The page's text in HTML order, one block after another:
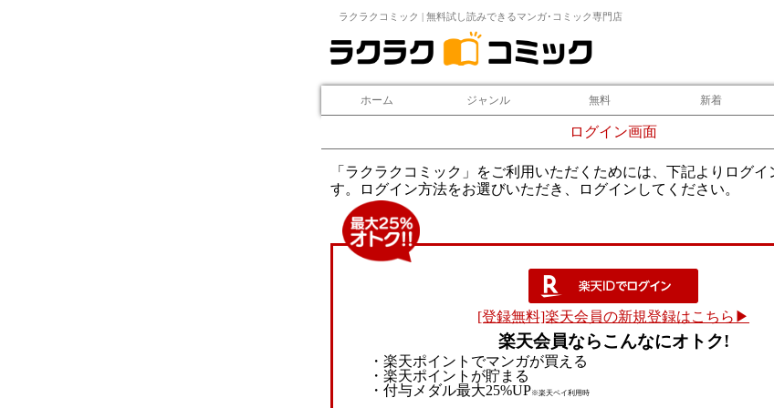
ラクラクコミック | 無料試し読みできるマンガ･コミック専門店
ホーム ジャンル 無料 新着
ログイン画面
「ラクラクコミック」をご利用いただくためには、下記よりログイ
す。ログイン方法をお選びいただき、ログインしてください。
[登録無料]楽天会員の新規登録はこちら▶
楽天会員ならこんなにオトク!
・楽天ポイントでマンガが買える
・楽天ポイントが貯まる
・付与メダル最大25%UP※楽天ペイ利用時